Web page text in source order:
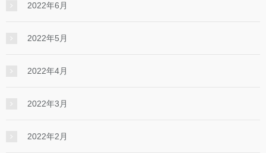
2022年6月
2022年5月
2022年4月
2022年3月
2022年2月